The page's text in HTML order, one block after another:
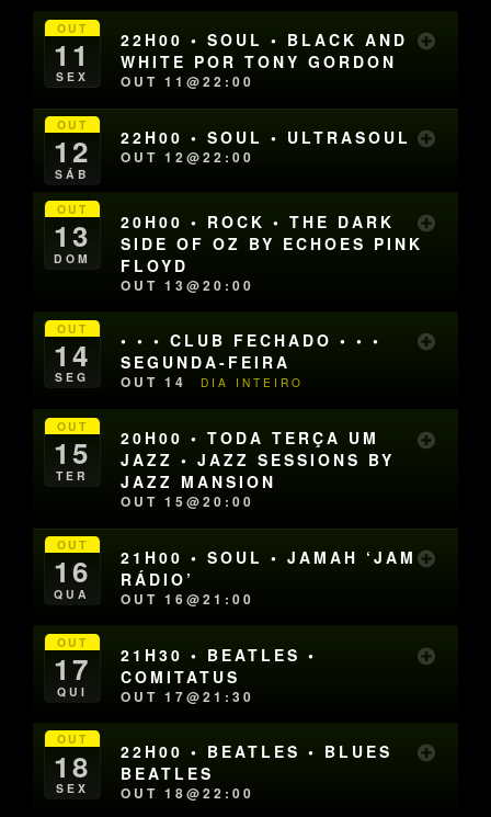
OUT
11
SEX
22H00 • SOUL • BLACK AND
WHITE POR TONY GORDON
OUT 11@22:00
OUT
12
SÁB
22H00 • SOUL • ULTRASOUL
OUT 12@22:00
OUT
13
DOM
20H00 • ROCK • THE DARK
SIDE OF OZ BY ECHOES PINK
FLOYD
OUT 13@20:00
OUT
14
SEG
• • • CLUB FECHADO • • •
SEGUNDA-FEIRA
OUT 14 DIA INTEIRO
OUT
15
TER
20H00 • TODA TERÇA UM
JAZZ • JAZZ SESSIONS BY
JAZZ MANSION
OUT 15@20:00
OUT
16
QUA
21H00 • SOUL • JAMAH ‘JAM
RÁDIO’
OUT 16@21:00
OUT
17
QUI
21H30 • BEATLES •
COMITATUS
OUT 17@21:30
OUT
18
SEX
22H00 • BEATLES • BLUES
BEATLES
OUT 18@22:00